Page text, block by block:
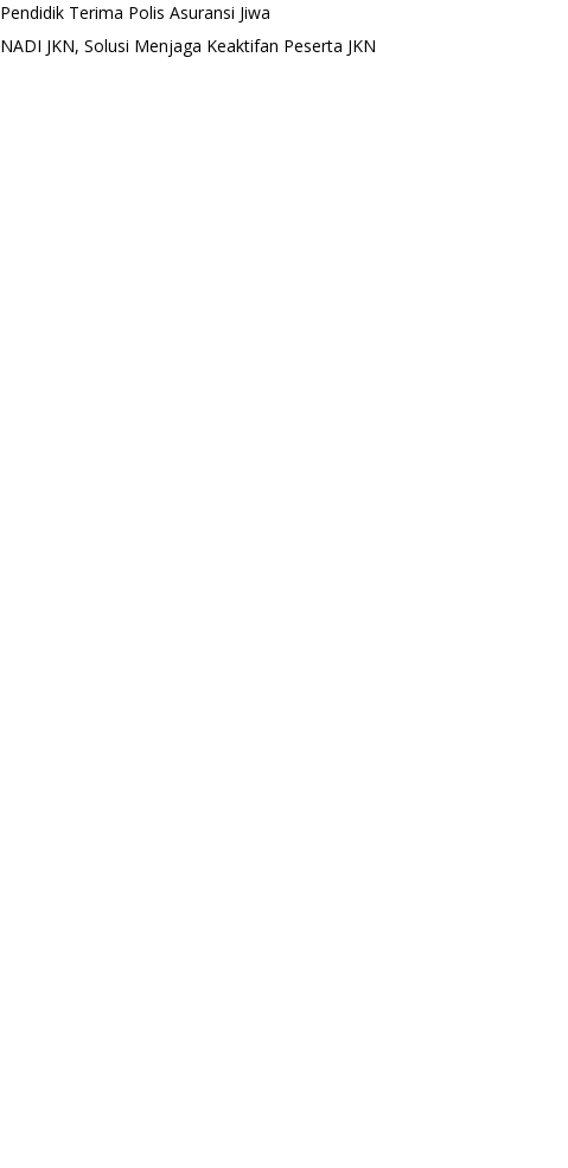
Pendidik Terima Polis Asuransi Jiwa
NADI JKN, Solusi Menjaga Keaktifan Peserta JKN